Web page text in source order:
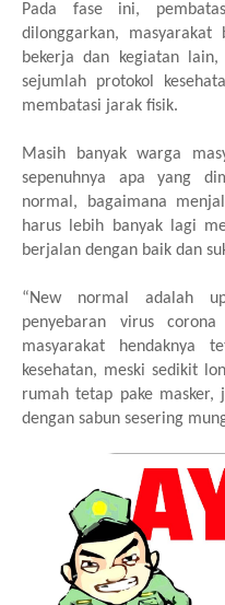
Pada fase ini,
dilonggarkan,
bekerja dan kegiatan
sejumlah protokol
membatasi jarak fisik.
Masih banyak warga
sepenuhnya apa yang
normal, bagaimana
harus lebih banyak lagi
berjalan dengan baik dan
“New normal adalah
penyebaran virus
masyarakat hendaknya
kesehatan, meski sedikit
rumah tetap pake
dengan sabun sesering